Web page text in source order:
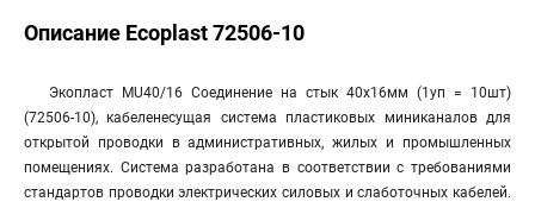
Описание Ecoplast 72506-10
Экопласт MU40/16 Соединение на стык 40х16мм (1уп = 10шт)
(72506-10), кабеленесущая система пластиковых миниканалов для
открытой проводки в административных, жилых и промышленных
помещениях. Система разработана в соответствии с требованиями
стандартов проводки электрических силовых и слаботочных кабелей.